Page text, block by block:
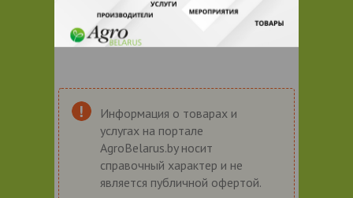
Информация о товарах и
услугах на портале
AgroBelarus.by носит
справочный характер и не
является публичной офертой.